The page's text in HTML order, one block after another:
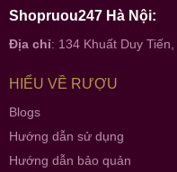
Shopruou247 Hà Nội:
Địa chỉ: 134 Khuất Duy
HIỂU VỀ RƯỢU
Blogs
Hướng dẫn sử dụng
Hướng dẫn bảo quản